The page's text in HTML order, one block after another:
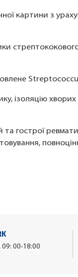
картини з
ізоляцію
та гострої
00-18:00